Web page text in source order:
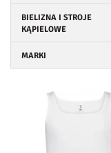
BIELIZNA I STROJE
KĄPIELOWE
MARKI